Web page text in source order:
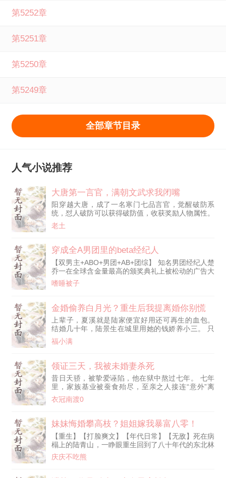
第5252章
第5251章
第5250章
第5249章
全部章节目录
人气小说推荐
大唐第一言官，满朝文武求我闭嘴
阳穿越大唐，成了一名寒门七品言官，觉醒破防系
统，怼人破防可以获得破防值，收获奖励人物属性。
正值突厥兵临渭水，以裴寂为首的求和派为保自身利
益，选择议和，向往大唐盛世的江阳岂能忍，当着文
迷。 阵前怼的突厥可汗颉力吐血破防！ 收获大量的
破防值，江阳个人武力值爆表，堪比西楚霸王，上到
权贵世家，下到纨绔子弟，对江阳又恨又怕，打又打
不过，骂又骂不过，偏偏还有李世民
老土
穿成全A男团里的beta经纪人
【双男主+ABO+男团+AB+团综】 知名男团经纪人楚
乔一在全球含金量最高的颁奖典礼上被松动的广告大
屏砸死，醒来发现自己魂穿到了ABO世界。 好消
息：原主是个Beta，感知不到其他人的信息素，不会
的待出道男团成员，除他以外全员财阀Alpha，还没
正式出道，他就忍受不了队友霸凌自杀了。 不过问
题不大，楚乔一重操旧业加入一家快要倒闭的娱乐公
司，成为某不
嗜睡被子
金婚偷养白月光？重生后我提离婚你别慌
上辈子，夏溪就是陆家便宜好用还可再生的血包。
结婚几十年，陆景生在城里用她的钱娇养小三。 只
用两封情书，哄得她打工挣钱养他们全家，三句好话
骗得她跪地伺候、随时侍寝。 就连女儿也被他们当
孤零零死在了桥洞。 陆景生搂着小三逍遥快活了一
辈子。 凭什么？！ 重来一世，夏溪撕碎贤惠面具，
手撕渣男，脚踹公婆，泼妇骂街她认了，蛇蝎心肠她
扛了！ 虐渣要狠，报仇要快，她
福小满
领证三天，我被未婚妻杀死
昔日天骄，被挚爱诬陷，他在狱中熬过七年。 七年
里，家族基业被蚕食殆尽，至亲之人接连“意外”离
世，一双妹妹更被卖往缅北，音讯全无。 直到他踏
出监狱的那天，整个世界才猛然惊觉—— 如今，他
“准备好颤抖了吗？我的复仇，才刚刚开始。”
衣冠南渡0
妹妹悔婚攀高枝？姐姐嫁我暴富八零！
【重生】【打脸爽文】【年代日常】【无敌】死在病
榻上的陆青山，一睁眼重生回到了八十年代的东北林
区。前世错信绿茶悔婚毁了一生，重活一世，他果断
拉过一旁卑微受气的绝美长姐！“退婚？这简直是天
庆庆不吃熊